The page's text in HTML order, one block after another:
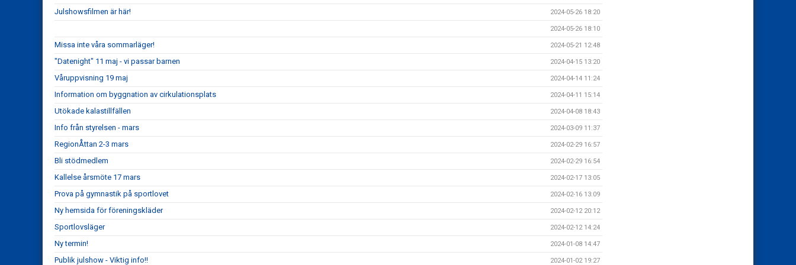
Julshowsfilmen är här! 2024-05-26 18:20
2024-05-26 18:10
Missa inte våra sommarläger! 2024-05-21 12:48
"Datenight" 11 maj - vi passar barnen 2024-04-15 13:20
Våruppvisning 19 maj 2024-04-14 11:24
Information om byggnation av cirkulationsplats 2024-04-11 15:14
Utökade kalastillfällen 2024-04-08 18:43
Info från styrelsen - mars 2024-03-09 11:37
RegionÅttan 2-3 mars 2024-02-29 16:57
Bli stödmedlem 2024-02-29 16:54
Kallelse årsmöte 17 mars 2024-02-17 13:05
Prova på gymnastik på sportlovet 2024-02-16 13:09
Ny hemsida för föreningskläder 2024-02-12 20:12
Sportlovsläger 2024-02-12 14:24
Ny termin! 2024-01-08 14:47
Publik julshow - Viktig info!! 2024-01-02 19:27